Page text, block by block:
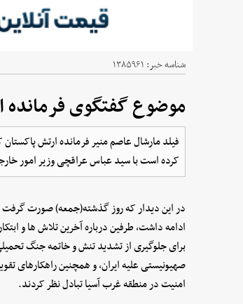
شناسه خبر: ۱۳۸۵۹۶۱
موضوع گفتگوی فرمانده
فیلد مارشال عاصم منیر فرمانده ارتش
کرده است با سید عباس عراقچی وزیر امور
در این دیدار که روز گذشته(جمعه) صورت گرفت
ادامه داشت، طرفین درباره آخرین تلاش ها و
برای جلوگیری از تشدید تنش و خاتمه جنگ
صهیونیستی علیه ایران، و همچنین راهکارهای
امنیت در منطقه غرب آسیا تبادل نظر کردند.